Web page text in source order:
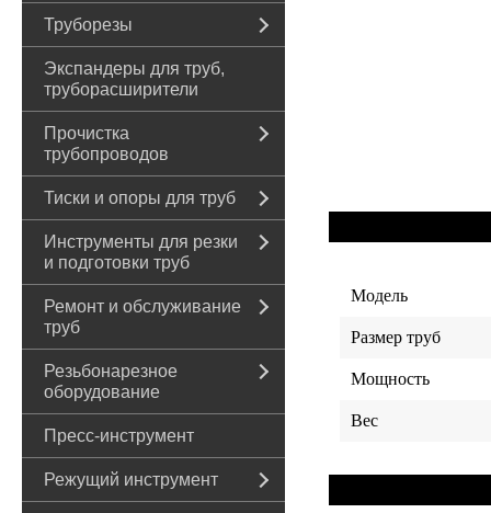
Труборезы
Экспандеры для труб,
труборасширители
Прочистка
трубопроводов
Тиски и опоры для труб
Инструменты для резки
и подготовки труб
Ремонт и обслуживание
труб
Резьбонарезное
оборудование
Пресс-инструмент
Режущий инструмент
Модель
Размер труб
Мощность
Вес